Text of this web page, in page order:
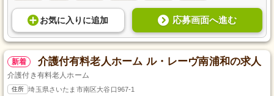
お気に入り に追加 応募画面へ進む
新着 介護付有料老人ホーム ル・レーヴ南浦和の求人
介護付き有料老人ホーム
住所 埼玉県さいたま市南区大谷口967-1